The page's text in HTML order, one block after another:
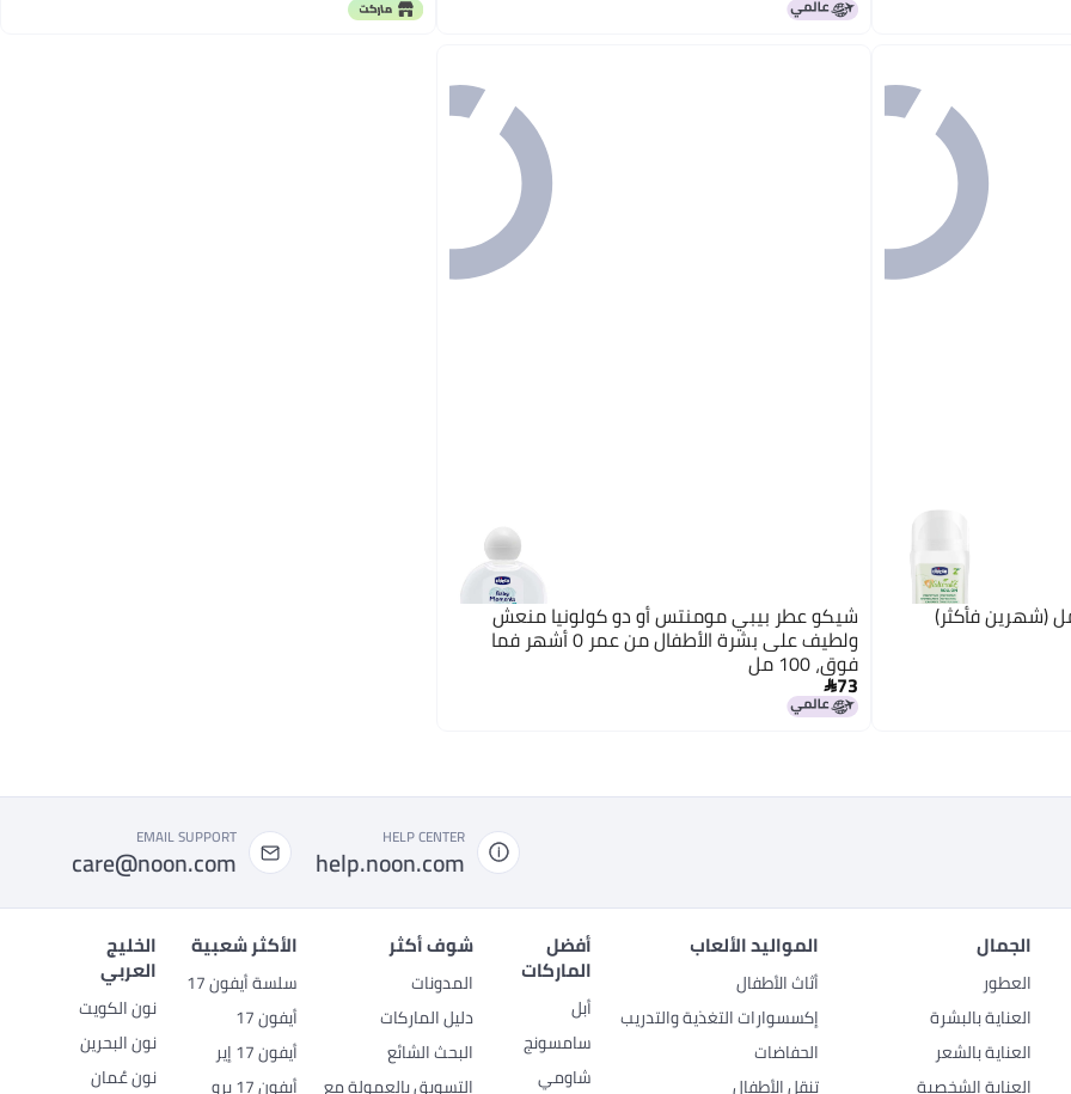
شيكو عطر بيبي مومنتس أو دو كولونيا منعش
ولطيف على بشرة الأطفال من عمر 0 ​​أشهر فما
فوق، 100 مل
73
HELP CENTER
help.noon.com
EMAIL SUPPORT
care@noon.com
الجمال
العطور
العناية بالبشرة
العناية بالشعر
العناية الشخصية
المواليد الألعاب
أثاث الأطفال
إكسسوارات التغذية والتدريب
الحفاضات
تنقل الأطفال
أفضل
الماركات
أبل
سامسونج
شاومي
شوف أكثر
المدونات
دليل الماركات
البحث الشائع
التسويق بالعمولة مع
الأكثر شعبية
سلسة أيفون 17
أيفون 17
أيفون 17 إير
أيفون 17 برو
الخليج
العربي
نون الكويت
نون البحرين
نون عُمان